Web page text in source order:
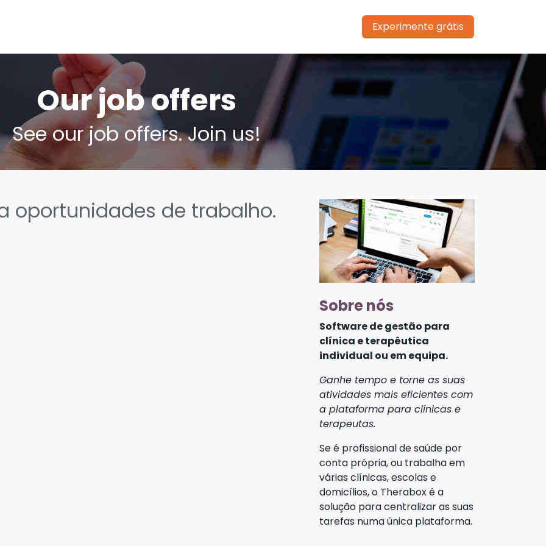
Experimente grátis
Our job offers
See our job offers. Join us!
oportunidades de trabalho.
Sobre nós
Software de gestão para
clínica e terapêutica
individual ou em equipa.
Ganhe tempo e torne as suas
atividades mais eficientes com
a plataforma para clínicas e
terapeutas.
Se é profissional de saúde por
conta própria, ou trabalha em
várias clínicas, escolas e
domicílios, o Therabox é a
solução para centralizar as suas
tarefas numa única plataforma.